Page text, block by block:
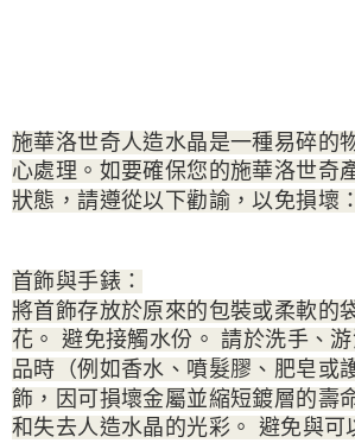
施華洛世奇人造水晶是一種易碎的
心處理。如要確保您的施華洛世奇
狀態，請遵從以下勸諭，以免損壞：
首飾與手錶：
將首飾存放於原來的包裝或柔軟的
花。 避免接觸水份。 請於洗手、
品時（例如香水、噴髮膠、肥皂或
飾，因可損壞金屬並縮短鍍層的壽
和失去人造水晶的光彩。 避免與可